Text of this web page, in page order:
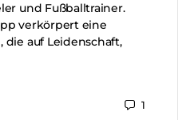
und Fußballtrainer.
verkörpert eine
die auf Leidenschaft,
1